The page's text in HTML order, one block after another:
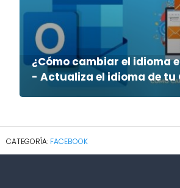
¿Cómo cambiar el idioma
- Actualiza el idioma de tu
FACEBOOK